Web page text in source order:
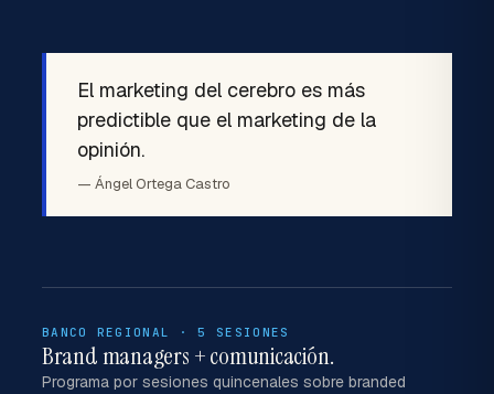
El marketing del cerebro es más
predictible que el marketing de la
opinión.
— Ángel Ortega Castro
BANCO REGIONAL · 5 SESIONES
Brand managers + comunicación.
Programa por sesiones quincenales sobre branded